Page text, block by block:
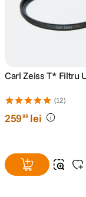
6. lavaliera
card
9. dji mic mini
Carl Zeiss T* Filtru
(12)
25999 lei